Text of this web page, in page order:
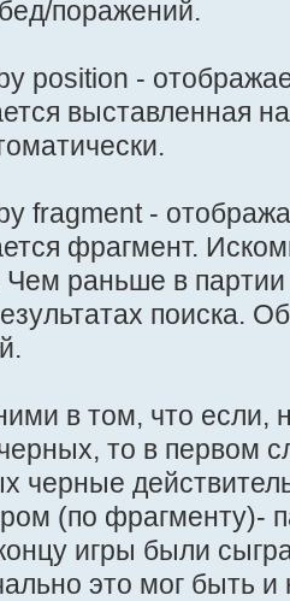
поражений.
position -
выставленная
fragment -
фрагмент.
Чем раньше в
поиска.
в том, что если,
то в первом
черные
(по фрагменту)-
игры были
это мог быть